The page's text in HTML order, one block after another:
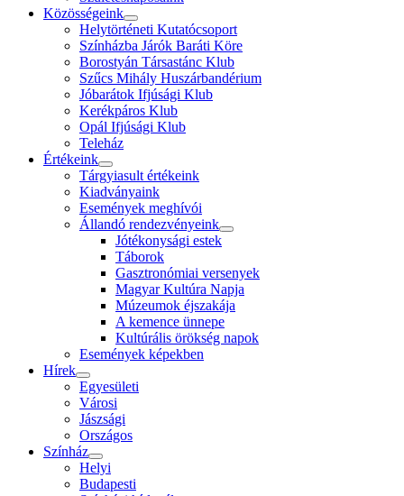
Közösségeink
Helytörténeti Kutatócsoport
Színházba Járók Baráti Köre
Borostyán Társastánc Klub
Szűcs Mihály Huszárbandérium
Jóbarátok Ifjúsági Klub
Kerékpáros Klub
Opál Ifjúsági Klub
Teleház
Értékeink
Tárgyiasult értékeink
Kiadványaink
Események meghívói
Állandó rendezvényeink
Jótékonysági estek
Táborok
Gasztronómiai versenyek
Magyar Kultúra Napja
Múzeumok éjszakája
A kemence ünnepe
Kultúrális örökség napok
Események képekben
Hírek
Egyesületi
Városi
Jászsági
Országos
Színház
Helyi
Budapesti